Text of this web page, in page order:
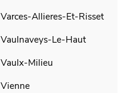
Varces-Allieres-Et-Risset
Vaulnaveys-Le-Haut
Vaulx-Milieu
Vienne